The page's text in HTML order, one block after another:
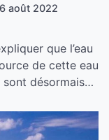
août 2022
que l’eau
de cette eau
désormais
des tests
nous, propre,